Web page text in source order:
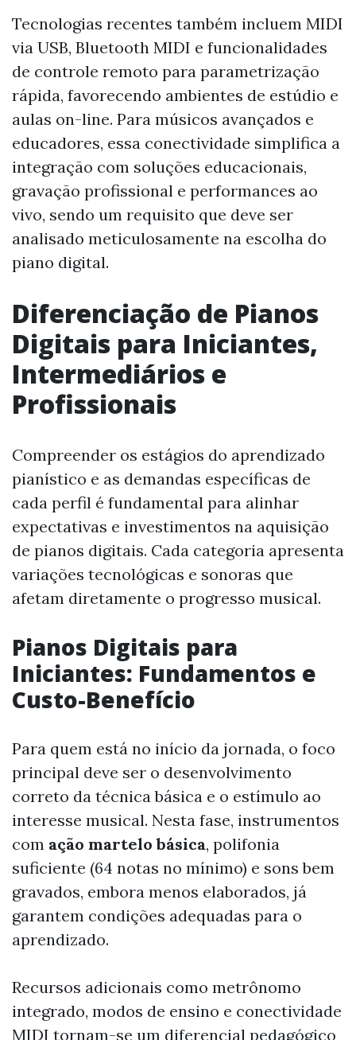
Tecnologias recentes também incluem MIDI
via USB, Bluetooth MIDI e funcionalidades
de controle remoto para parametrização
rápida, favorecendo ambientes de estúdio e
aulas on-line. Para músicos avançados e
educadores, essa conectividade simplifica a
integração com soluções educacionais,
gravação profissional e performances ao
vivo, sendo um requisito que deve ser
analisado meticulosamente na escolha do
piano digital.
Diferenciação de Pianos
Digitais para Iniciantes,
Intermediários e
Profissionais
Compreender os estágios do aprendizado
pianístico e as demandas específicas de
cada perfil é fundamental para alinhar
expectativas e investimentos na aquisição
de pianos digitais. Cada categoria apresenta
variações tecnológicas e sonoras que
afetam diretamente o progresso musical.
Pianos Digitais para
Iniciantes: Fundamentos e
Custo-Benefício
Para quem está no início da jornada, o foco
principal deve ser o desenvolvimento
correto da técnica básica e o estímulo ao
interesse musical. Nesta fase, instrumentos
com ação martelo básica, polifonia
suficiente (64 notas no mínimo) e sons bem
gravados, embora menos elaborados, já
garantem condições adequadas para o
aprendizado.
Recursos adicionais como metrônomo
integrado, modos de ensino e conectividade
MIDI tornam-se um diferencial pedagógico